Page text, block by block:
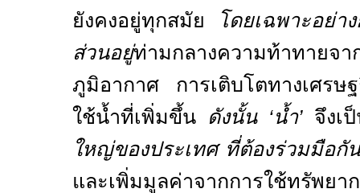
ยังคงอยู่ทุกสมัย โดยเฉพาะอย่า
ส่วนอยู่ท่ามกลางความท้าทายจา
ภูมิอากาศ การเติบโตทางเศรษ
ใช้น้ำที่เพิ่มขึ้น
ดังนั้น ‘น้ำ’ จึงเ
ใหญ่ของประเทศ ที่ต้องร่วมมือกั
และเพิ่มมูลค่าจากการใช้ทรัพยา